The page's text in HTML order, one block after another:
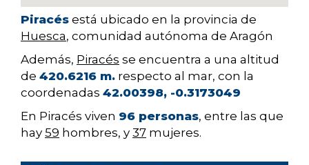
Piracés está ubicado en la provincia de
Huesca, comunidad autónoma de Aragón
Además, Piracés se encuentra a una altitud
de 420.6216 m. respecto al mar, con la
coordenadas 42.00398, -0.3173049
En Piracés viven 96 personas, entre las que
hay 59 hombres, y 37 mujeres.